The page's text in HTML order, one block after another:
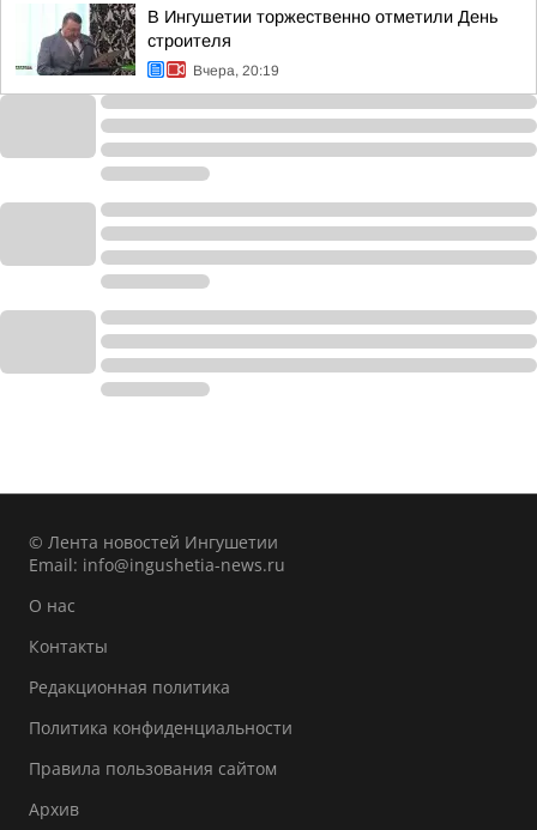
В Ингушетии торжественно отметили День
строителя
Вчера, 20:19
© Лента новостей Ингушетии
Email: info@ingushetia-news.ru
О нас
Контакты
Редакционная политика
Политика конфиденциальности
Правила пользования сайтом
Архив